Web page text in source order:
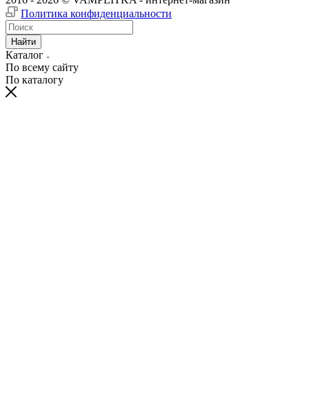
Политика конфиденциальности
Найти
Каталог
По всему сайту
По каталогу